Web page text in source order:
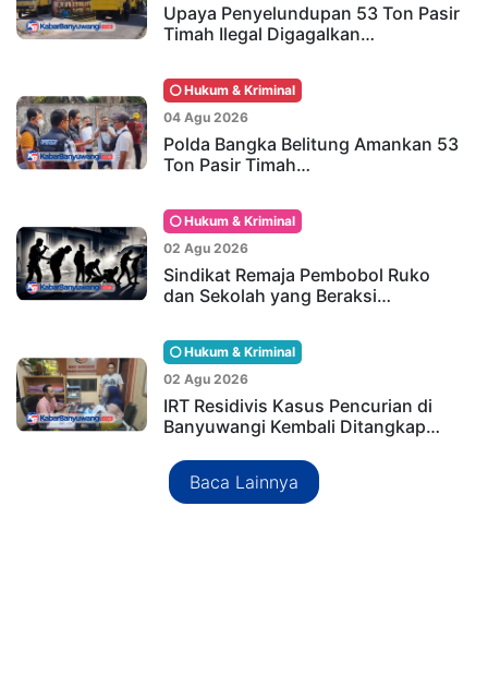
Upaya Penyelundupan 53 Ton Pasir
Timah Ilegal Digagalkan…
Hukum & Kriminal
04 Agu 2026
Polda Bangka Belitung Amankan 53
Ton Pasir Timah…
Hukum & Kriminal
02 Agu 2026
Sindikat Remaja Pembobol Ruko
dan Sekolah yang Beraksi…
Hukum & Kriminal
02 Agu 2026
IRT Residivis Kasus Pencurian di
Banyuwangi Kembali Ditangkap…
Baca Lainnya